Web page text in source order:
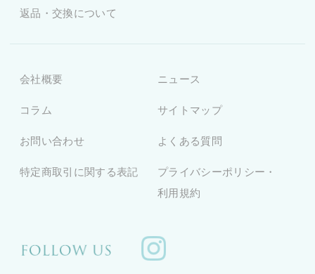
返品・交換について
会社概要 ニュース
コラム サイトマップ
お問い合わせ よくある質問
特定商取引に関する表記
プライバシーポリシー・
利用規約